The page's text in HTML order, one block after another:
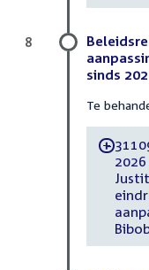
sinds
Te
-
8